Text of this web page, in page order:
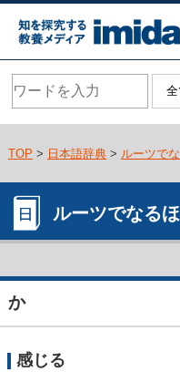
TOP > 日本語辞典> ルーツで
ルーツでなる
か
感じる